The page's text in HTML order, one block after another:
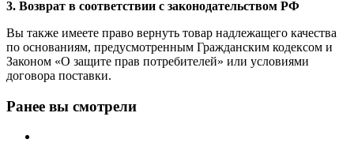
3. Возврат в соответствии с законодательством РФ
Вы также имеете право вернуть товар надлежащего качества
по основаниям, предусмотренным Гражданским кодексом и
Законом «О защите прав потребителей» или условиями
договора поставки.
Ранее вы смотрели